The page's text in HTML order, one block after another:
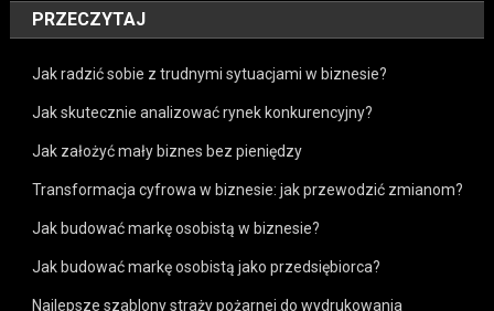
PRZECZYTAJ
Jak radzić sobie z trudnymi sytuacjami w biznesie?
Jak skutecznie analizować rynek konkurencyjny?
Jak założyć mały biznes bez pieniędzy
Transformacja cyfrowa w biznesie: jak przewodzić zmianom?
Jak budować markę osobistą w biznesie?
Jak budować markę osobistą jako przedsiębiorca?
Najlepsze szablony straży pożarnej do wydrukowania